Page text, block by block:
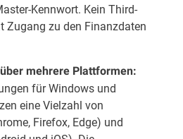
Kennwort. Kein Third-
Zugang zu den Finanzdaten
mehrere Plattformen:
für Windows und
eine Vielzahl von
Firefox, Edge) und